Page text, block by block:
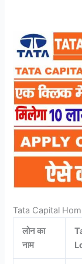
Tata Capital
लोन का
नाम